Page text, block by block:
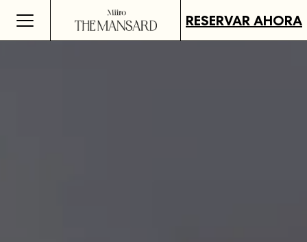
RESERVAR AHORA